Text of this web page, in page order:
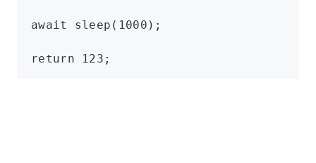
await sleep ( 1000 );
return 123 ;